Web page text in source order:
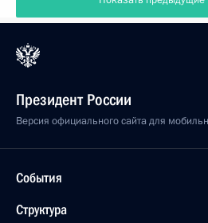
Президент России
Версия официального сайта для
События
Структура